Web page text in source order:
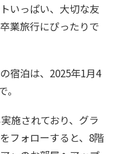
いっぱい、大切な友
業旅行にぴったりで
宿泊は、2025年1月4
施されており、グラ
フォローすると、8階